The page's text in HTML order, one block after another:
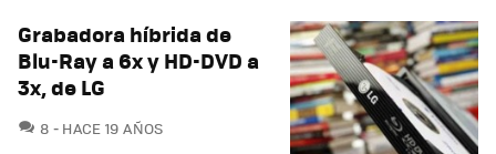
Grabadora híbrida de
Blu-Ray a 6x y HD-DVD a
3x, de LG
8 COMENTARIOS
HACE 19 AÑOS